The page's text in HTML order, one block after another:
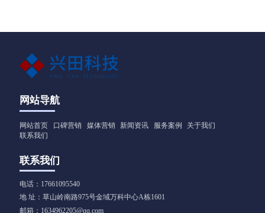
见的短视频营销策略及
应用方向：
行业（包括工业领域如
阀门企业）的短视频营
网站导航
网站首页 口碑营销 媒体营销 新闻资讯 服务案例
关于我们
联系我们
联系我们
电话：17661095540
地 址：草山岭南路975号金域万科中心A栋1601
邮箱：1634962205@qq.com